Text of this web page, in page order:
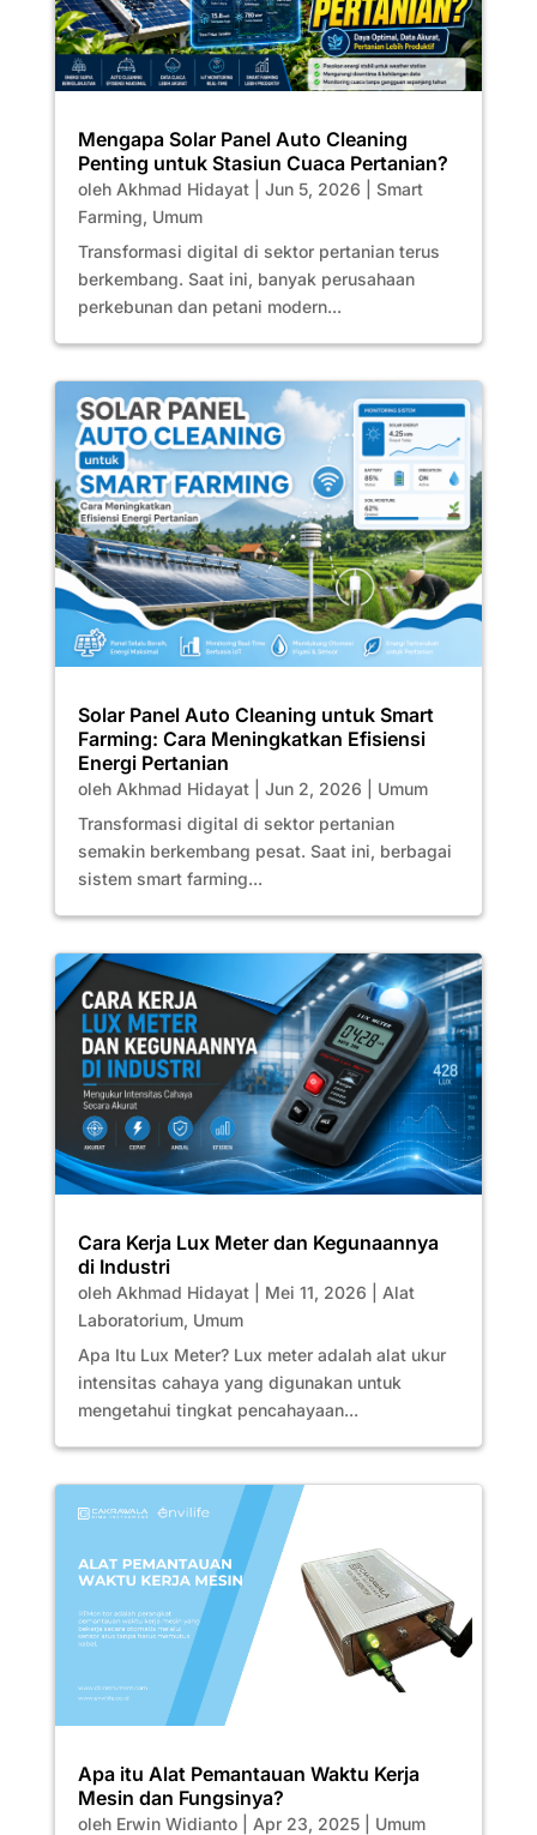
Mengapa Solar Panel Auto Cleaning
Penting untuk Stasiun Cuaca Pertanian?
oleh Akhmad Hidayat| Jun 5, 2026
Smart
Farming, Umum
Transformasi digital di sektor pertanian terus
berkembang. Saat ini, banyak perusahaan
perkebunan dan petani modern...
Solar Panel Auto Cleaning untuk Smart
Farming: Cara Meningkatkan Efisiensi
Energi Pertanian
oleh Akhmad Hidayat| Jun 2, 2026
Umum
Transformasi digital di sektor pertanian
semakin berkembang pesat. Saat ini, berbagai
sistem smart farming...
Cara Kerja Lux Meter dan Kegunaannya
di Industri
oleh Akhmad Hidayat| Mei 11, 2026
Alat
Laboratorium, Umum
Apa Itu Lux Meter? Lux meter adalah alat ukur
intensitas cahaya yang digunakan untuk
mengetahui tingkat pencahayaan...
Apa itu Alat Pemantauan Waktu Kerja
Mesin dan Fungsinya?
oleh Erwin Widianto| Apr 23, 2025| Umum